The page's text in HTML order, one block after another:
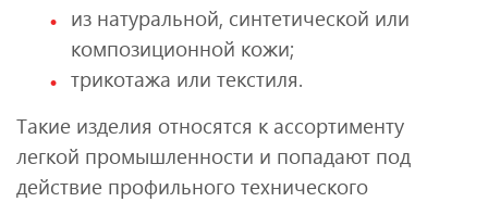
из натуральной, синтетической или
композиционной кожи;
трикотажа или текстиля.
Такие изделия относятся к ассортименту
легкой промышленности и попадают под
действие профильного технического